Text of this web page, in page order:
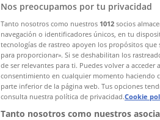
Nos preocupamos por tu privacidad
Tanto nosotros como nuestros 1012 socios
navegación o identificadores únicos, en tu
tecnologías de rastreo apoyen los propósitos
para proporcionar». Si se deshabilitan los
de ser relevantes para ti. Puedes volver a
consentimiento en cualquier momento haciendo
parte inferior de la página web. Tus opciones
consulta nuestra política de privacidad.Cookie
Tanto nosotros como nuestros